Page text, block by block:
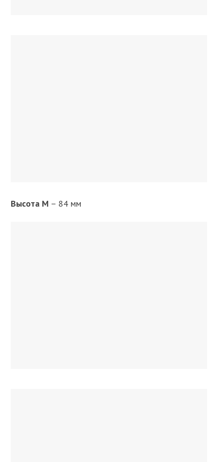
Высота M – 84 мм